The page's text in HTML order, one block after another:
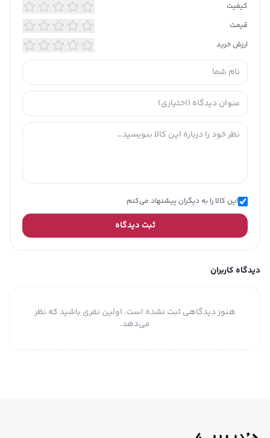
کیفیت
قیمت
ارزش خرید
این کالا را به دیگران پیشنهاد می‌کنم
ثبت دیدگاه
دیدگاه کاربران
هنوز دیدگاهی ثبت نشده است. اولین نفری باشید که نظر
می‌دهد.